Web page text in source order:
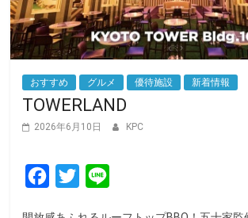
おすすめ グルメ 優待施設 新着情報
TOWERLAND
2026年6月10日 KPC
T